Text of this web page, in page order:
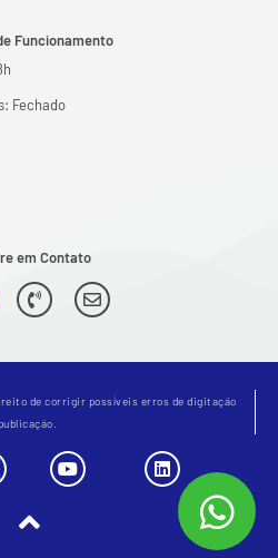
Funcionamento
Fechado
em Contato
de corrigir possíveis erros de digitação